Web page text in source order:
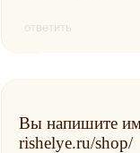
ответить
Вы напишите им
rishelye.ru/shop/